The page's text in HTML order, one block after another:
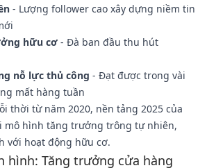
- Lượng follower cao xây dựng niềm tin
hữu cơ - Đà ban đầu thu hút
nỗ lực thủ công - Đạt được trong vài
mất hàng tuần
thời từ năm 2020, nền tảng 2025 của
mô hình tăng trưởng trông tự nhiên,
với hoạt động hữu cơ.
hình: Tăng trưởng cửa hàng